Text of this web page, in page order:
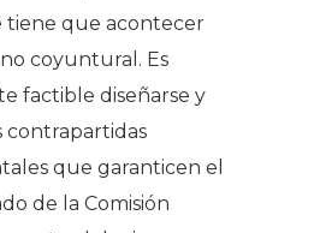
tiene que acontecer
coyuntural. Es
factible diseñarse y
contrapartidas
que garanticen el
de la Comisión